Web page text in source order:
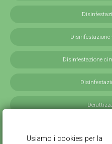
Disinfestazione
Disinfestazione